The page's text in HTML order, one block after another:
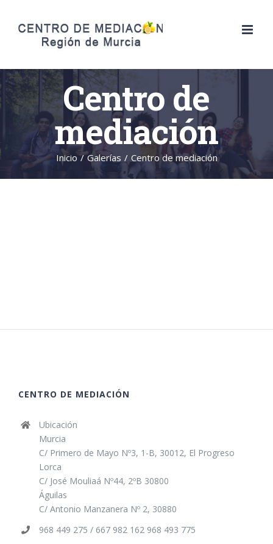
contenido
Centro de
mediación
Inicio / Galerías / Centro de mediación
CENTRO DE MEDIACIÓN
Ubicación
Murcia
C/ Primero de Mayo Nº3, 1-B, 30012, El Progreso
Lorca
C/ José Mouliaá Nº44, 2ºB 30800
Águilas
C/ Antonio Manzanera Nº 2, 30880
968 449 275 / 667 982 162 968 493 775